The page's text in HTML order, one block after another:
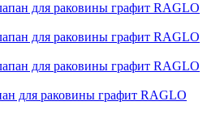
для раковины графит RAGLO